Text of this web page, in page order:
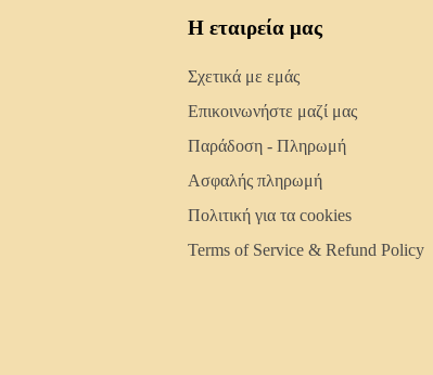
Η εταιρεία μας
Σχετικά με εμάς
Επικοινωνήστε μαζί μας
Παράδοση - Πληρωμή
Ασφαλής πληρωμή
Πολιτική για τα cookies
Terms of Service & Refund Policy